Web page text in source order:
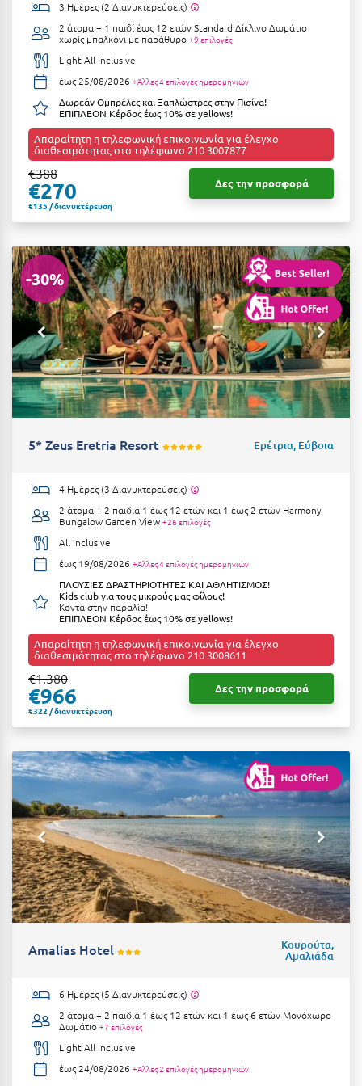
Λευκάδα
Λήμνος
Λίμνη Πλαστήρα
Λιτόχωρο
Λουτρά Πόζαρ
Λουτρά Υπάτης
Λουτράκι
Λούτσα
Μ
Μάνη
Μαραθώνας Αττικής
Μαρώνεια
Μεθώνη
Μεσολόγγι
Μεσσηνία
Μέτσοβο
Μήλος
Μονεμβασιά
Μουζάκι
Μπαλί Κρήτης
Μπάνσκο
Μπούκα Μεσσηνίας
Μυστράς
Μυτιλήνη
Ν
Νάξος
Νάουσα
Ναυπακτία
Ναύπλιο
Νέα Στύρα Εύβοιας
Νέοι Πόροι Πιερίας
3 Ημέρες (2 Διανυκτερεύσεις)
2 άτομα + 1 παιδί έως 12 ετώνStandard Δίκλινο Δωμάτιο
χωρίς μπαλκόνι με παράθυρο +9 επιλογές
Light All Inclusive
έως 25/08/2026 +Άλλες 4 επιλογές ημερομηνιών
Δωρεάν Ομπρέλες και Ξαπλώστρες στην Πισίνα!
ΕΠΙΠΛΕΟΝ Κέρδος έως 10% σε yellows!
Απαραίτητη η τηλεφωνική επικοινωνία για έλεγχο
διαθεσιμότητας στο τηλέφωνο 210 3007877
€388
€270
€135 / διανυκτέρευση
Δες την προσφορά
-30%
5* Zeus Eretria Resort Ερέτρια, Εύβοια
4 Ημέρες (3 Διανυκτερεύσεις)
2 άτομα + 2 παιδιά 1 έως 12 ετών και 1 έως 2 ετών Harmony
Bungalow Garden View +26 επιλογές
All Inclusive
έως 19/08/2026 +Άλλες 4 επιλογές ημερομηνιών
ΠΛΟΥΣΙΕΣ ΔΡΑΣΤΗΡΙΟΤΗΤΕΣ ΚΑΙ ΑΘΛΗΤΙΣΜΟΣ!
Kids club για τους μικρούς μας φίλους!
Κοντά στην παραλία!
ΕΠΙΠΛΕΟΝ Κέρδος έως 10% σε yellows!
Απαραίτητη η τηλεφωνική επικοινωνία για έλεγχο
διαθεσιμότητας στο τηλέφωνο 210 3008611
€1.380
€966
€322 / διανυκτέρευση
Δες την προσφορά
Amalias Hotel Κουρούτα,
Αμαλιάδα
6 Ημέρες (5 Διανυκτερεύσεις)
2 άτομα + 2 παιδιά 1 έως 12 ετών και 1 έως 6 ετών Μονόχωρο
Δωμάτιο +7 επιλογές
Light All Inclusive
έως 24/08/2026 +Άλλες 2 επιλογές ημερομηνιών